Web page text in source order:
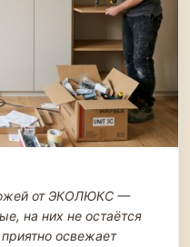
от ЭКОЛЮКС —
на них не остаётся
освежает